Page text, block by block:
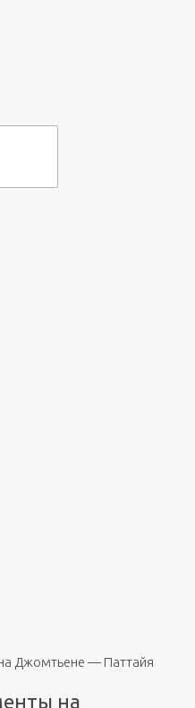
Джомтьене — Паттайя
на